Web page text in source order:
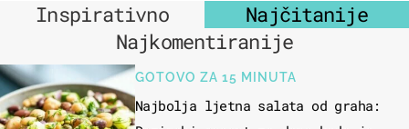
Inspirativno
Najčitanije
Najkomentiranije
GOTOVO ZA 15 MINUTA
Najbolja ljetna salata od graha: